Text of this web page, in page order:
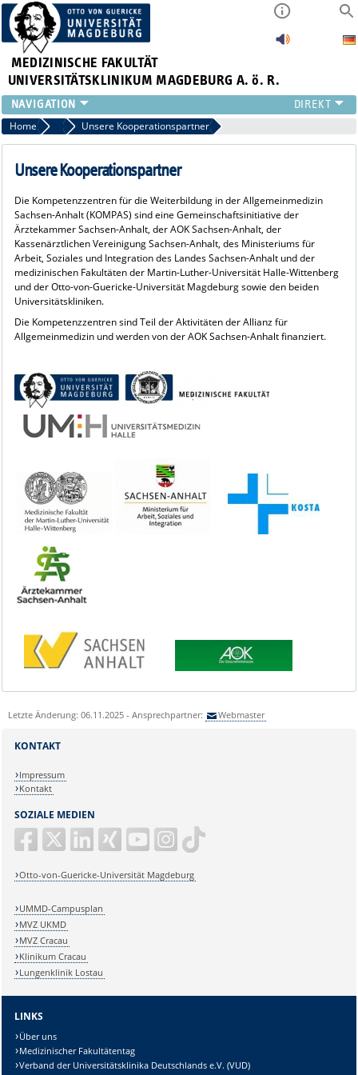
MEDIZINISCHE FAKULTÄT
UNIVERSITÄTSKLINIKUM MAGDEBURG A. ö. R.
INSTITUTE
KLINIKEN
ZENTRALE EINRICHTUNGEN
PRESSE
ÜBER UNS
INTERNATIONAL
INTRANET
Home Weiterbilden
Unsere Kooperationspartner
Unsere Kooperationspartner
Die Kompetenzzentren für die Weiterbildung in der Allgemeinmedizin
Sachsen-Anhalt (KOMPAS) sind eine Gemeinschaftsinitiative der
Ärztekammer Sachsen-Anhalt, der AOK Sachsen-Anhalt, der
Kassenärztlichen Vereinigung Sachsen-Anhalt, des Ministeriums für
Arbeit, Soziales und Integration des Landes Sachsen-Anhalt und der
medizinischen Fakultäten der Martin-Luther-Universität Halle-Wittenberg
und der Otto-von-Guericke-Universität Magdeburg sowie den beiden
Universitätskliniken.
Die Kompetenzzentren sind Teil der Aktivitäten der Allianz für
Allgemeinmedizin und werden von der AOK Sachsen-Anhalt finanziert.
Letzte Änderung: 06.11.2025 - Ansprechpartner: Webmaster
SOZIALE MEDIEN
Otto-von-Guericke-Universität Magdeburg
KONTAKT
Impressum
Kontakt
UMMD-Campusplan
MVZ UKMD
MVZ Cracau
Klinikum Cracau
Lungenklinik Lostau
LINKS
Über uns
Medizinischer Fakultätentag
Verband der Universitätsklinika Deutschlands e.V. (VUD)